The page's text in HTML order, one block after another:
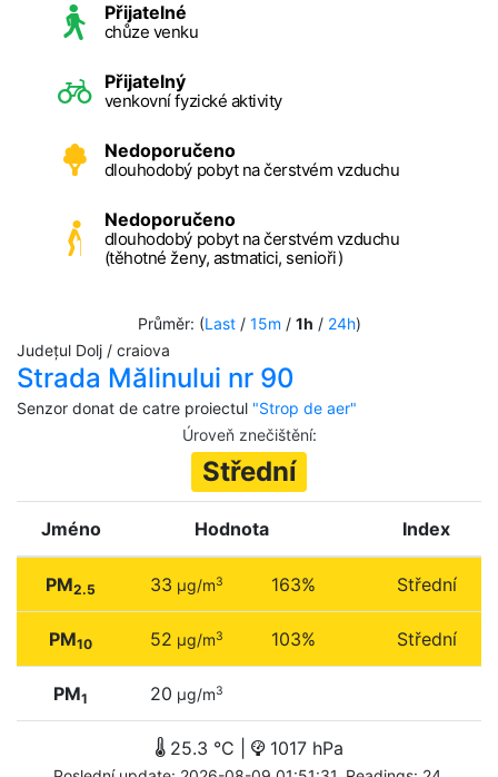
Přijatelné
chůze venku
Přijatelný
venkovní fyzické aktivity
Nedoporučeno
dlouhodobý pobyt na čerstvém vzduchu
Nedoporučeno
dlouhodobý pobyt na čerstvém vzduchu
(těhotné ženy, astmatici, senioři)
Průměr: (Last/ 15m / 1h / 24h)
Județul Dolj / craiova
Strada Mălinului nr 90
Senzor donat de catre proiectul "Strop de aer"
Úroveň znečištění:
Střední
Jméno Hodnota Index
PM2.5 33 µg/m3 163% Střední
PM10 52 µg/m3 103% Střední
PM1 20 µg/m3
25.3 °C | 1017 hPa